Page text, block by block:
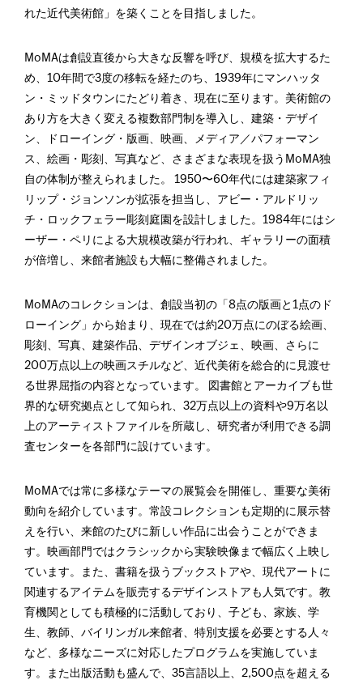
れた近代美術館」を築くことを目指しました。
MoMAは創設直後から大きな反響を呼び、規模を拡大するた
め、10年間で3度の移転を経たのち、1939年にマンハッタ
ン・ミッドタウンにたどり着き、現在に至ります。美術館の
あり方を大きく変える複数部門制を導入し、建築・デザイ
ン、ドローイング・版画、映画、メディア／パフォーマン
ス、絵画・彫刻、写真など、さまざまな表現を扱うMoMA独
自の体制が整えられました。 1950〜60年代には建築家フィ
リップ・ジョンソンが拡張を担当し、アビー・アルドリッ
チ・ロックフェラー彫刻庭園を設計しました。1984年にはシ
ーザー・ペリによる大規模改築が行われ、ギャラリーの面積
が倍増し、来館者施設も大幅に整備されました。
MoMAのコレクションは、創設当初の「8点の版画と1点のド
ローイング」から始まり、現在では約20万点にのぼる絵画、
彫刻、写真、建築作品、デザインオブジェ、映画、さらに
200万点以上の映画スチルなど、近代美術を総合的に見渡せ
る世界屈指の内容となっています。 図書館とアーカイブも世
界的な研究拠点として知られ、32万点以上の資料や9万名以
上のアーティストファイルを所蔵し、研究者が利用できる調
査センターを各部門に設けています。
MoMAでは常に多様なテーマの展覧会を開催し、重要な美術
動向を紹介しています。常設コレクションも定期的に展示替
えを行い、来館のたびに新しい作品に出会うことができま
す。映画部門ではクラシックから実験映像まで幅広く上映し
ています。また、書籍を扱うブックストアや、現代アートに
関連するアイテムを販売するデザインストアも人気です。教
育機関としても積極的に活動しており、子ども、家族、学
生、教師、バイリンガル来館者、特別支援を必要とする人々
など、多様なニーズに対応したプログラムを実施していま
す。また出版活動も盛んで、35言語以上、2,500点を超える